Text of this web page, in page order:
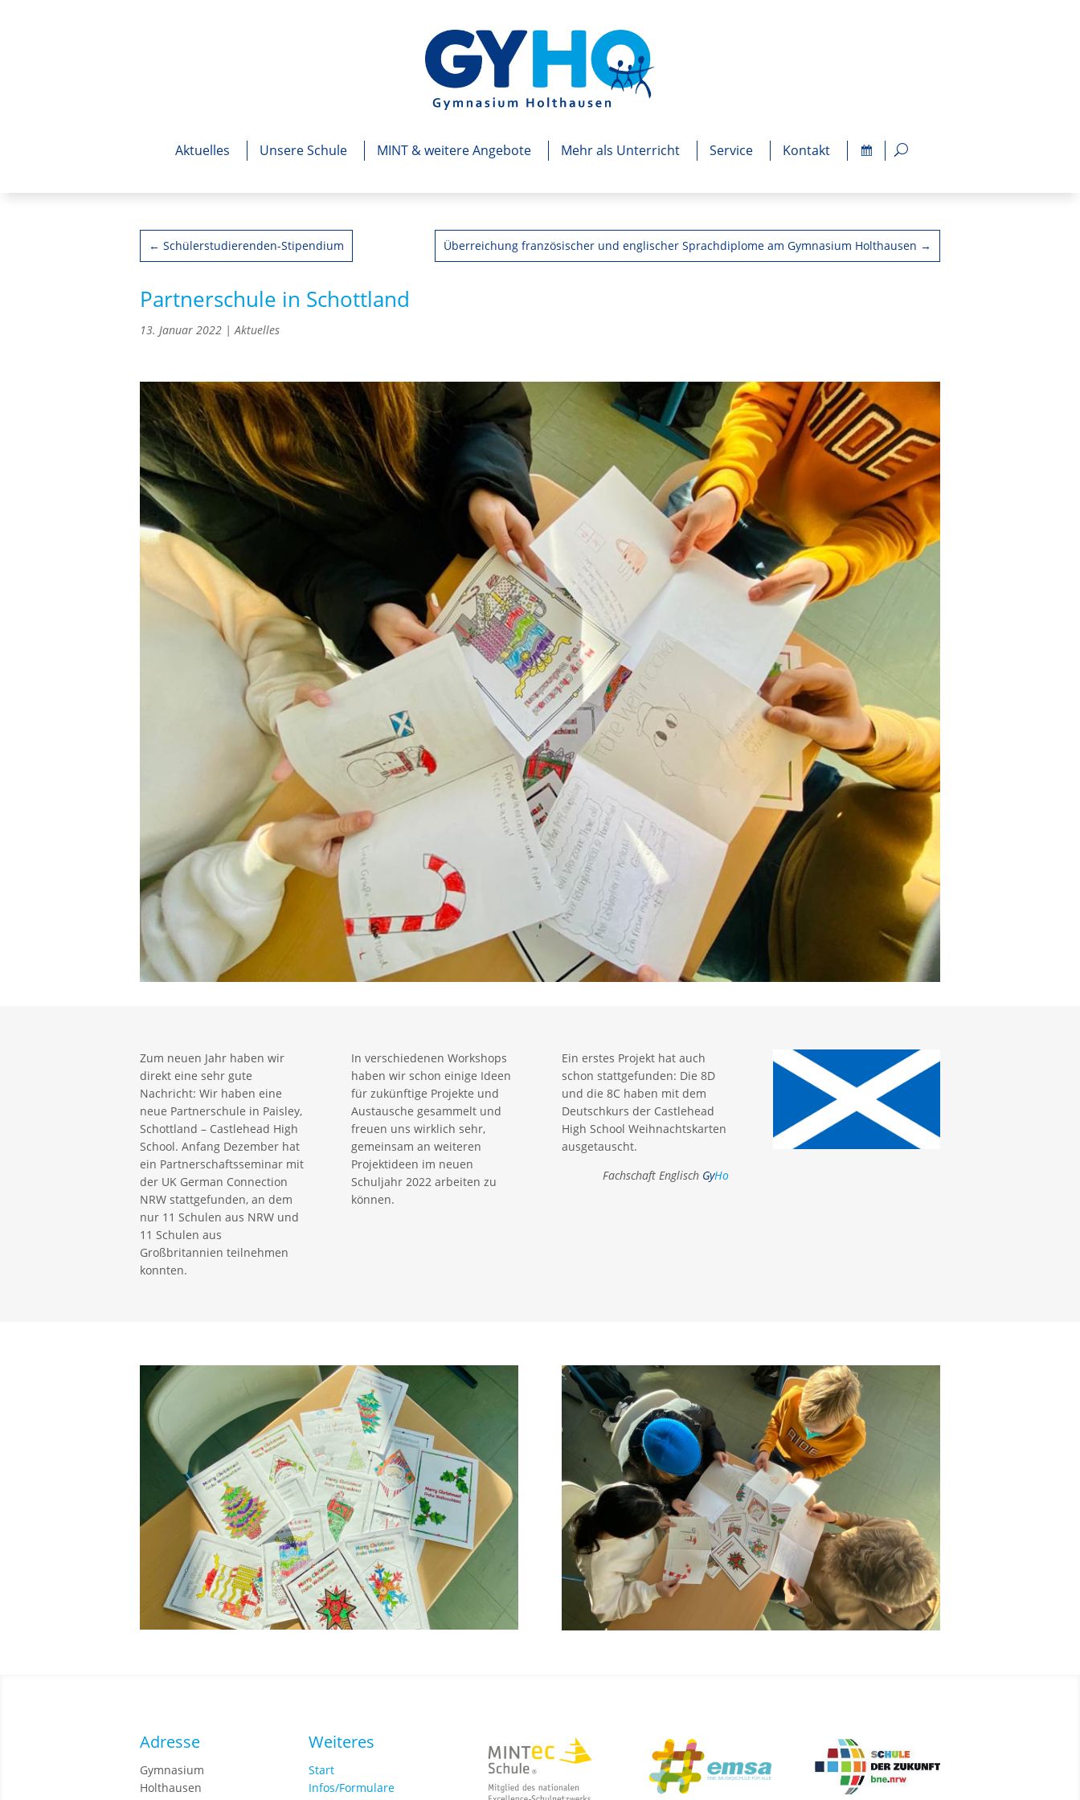
Aktuelles Unsere Schule MINT & weitere Angebote Mehr als Unterricht Service Kontakt
←Schülerstudierenden-Stipendium Überreichung französischer und englischer Sprachdiplome am Gymnasium Holthausen →
Partnerschule in Schottland
13. Januar 2022 |Aktuelles
Zum neuen Jahr haben wir
direkt eine sehr gute
Nachricht: Wir haben eine
neue Partnerschule in Paisley,
Schottland – Castlehead High
School. Anfang Dezember hat
ein Partnerschaftsseminar mit
der UK German Connection
NRW stattgefunden, an dem
nur 11 Schulen aus NRW und
11 Schulen aus
Großbritannien teilnehmen
konnten.
In verschiedenen Workshops
haben wir schon einige Ideen
für zukünftige Projekte und
Austausche gesammelt und
freuen uns wirklich sehr,
gemeinsam an weiteren
Projektideen im neuen
Schuljahr 2022 arbeiten zu
können.
Ein erstes Projekt hat auch
schon stattgefunden: Die 8D
und die 8C haben mit dem
Deutschkurs der Castlehead
High School Weihnachtskarten
ausgetauscht.
Fachschaft Englisch GyHo
Adresse
Gymnasium
Holthausen
Weiteres
Start
Infos/Formulare